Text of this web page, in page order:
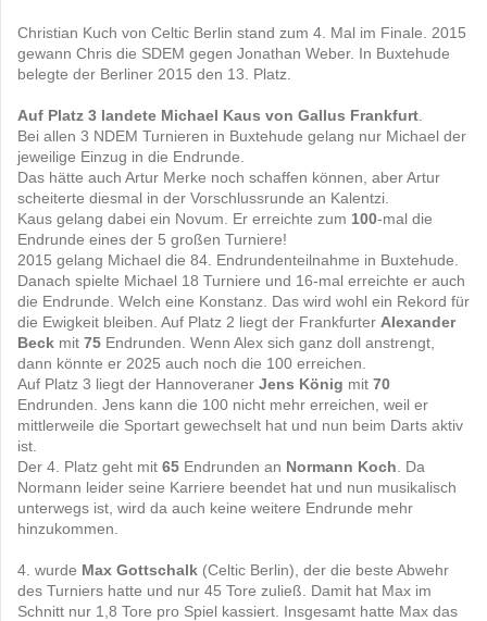
Christian Kuch von Celtic Berlin stand zum 4. Mal im Finale. 2015
gewann Chris die SDEM gegen Jonathan Weber. In Buxtehude
belegte der Berliner 2015 den 13. Platz.
Auf Platz 3 landete Michael Kaus von Gallus Frankfurt
Bei allen 3 NDEM Turnieren in Buxtehude gelang nur Michael der
jeweilige Einzug in die Endrunde.
Das hätte auch Artur Merke noch schaffen können, aber Artur
scheiterte diesmal in der Vorschlussrunde an Kalentzi.
Kaus gelang dabei ein Novum. Er erreichte zum 100-mal die
Endrunde eines der 5 großen Turniere!
2015 gelang Michael die 84. Endrundenteilnahme in Buxtehude.
Danach spielte Michael 18 Turniere und 16-mal erreichte er auch
die Endrunde. Welch eine Konstanz. Das wird wohl ein Rekord für
die Ewigkeit bleiben. Auf Platz 2 liegt der Frankfurter Alexander
Beck mit 75 Endrunden. Wenn Alex sich ganz doll anstrengt,
dann könnte er 2025 auch noch die 100 erreichen.
Auf Platz 3 liegt der Hannoveraner Jens König mit 70
Endrunden. Jens kann die 100 nicht mehr erreichen, weil er
mittlerweile die Sportart gewechselt hat und nun beim Darts aktiv
ist.
Der 4. Platz geht mit 65 Endrunden an Normann Koch . Da
Normann leider seine Karriere beendet hat und nun musikalisch
unterwegs ist, wird da auch keine weitere Endrunde mehr
hinzukommen.
4. wurde Max Gottschalk (Celtic Berlin), der die beste Abwehr
des Turniers hatte und nur 45 Tore zuließ. Damit hat Max im
Schnitt nur 1,8 Tore pro Spiel kassiert. Insgesamt hatte Max das